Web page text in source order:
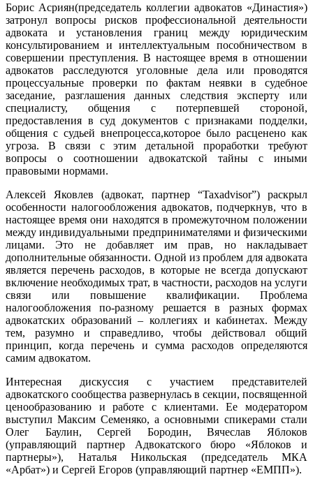
Борис Асриян(председатель коллегии адвокатов «Династия»)
затронул вопросы рисков профессиональной деятельности
адвоката и установления границ между юридическим
консультированием и интеллектуальным пособничеством в
совершении преступления. В настоящее время в отношении
адвокатов расследуются уголовные дела или проводятся
процессуальные проверки по фактам неявки в судебное
заседание, разглашения данных следствия эксперту или
специалисту, общения с потерпевшей стороной,
предоставления в суд документов с признаками подделки,
общения с судьей внепроцесса,которое было расценено как
угроза. В связи с этим детальной проработки требуют
вопросы о соотношении адвокатской тайны с иными
правовыми нормами.
Алексей Яковлев (адвокат, партнер “Taxadvisor”) раскрыл
особенности налогообложения адвокатов, подчеркнув, что в
настоящее время они находятся в промежуточном положении
между индивидуальными предпринимателями и физическими
лицами. Это не добавляет им прав, но накладывает
дополнительные обязанности. Одной из проблем для адвоката
является перечень расходов, в которые не всегда допускают
включение необходимых трат, в частности, расходов на услуги
связи или повышение квалификации. Проблема
налогообложения по-разному решается в разных формах
адвокатских образований – коллегиях и кабинетах. Между
тем, разумно и справедливо, чтобы действовал общий
принцип, когда перечень и сумма расходов определяются
самим адвокатом.
Интересная дискуссия с участием представителей
адвокатского сообщества развернулась в секции, посвященной
ценообразованию и работе с клиентами. Ее модератором
выступил Максим Семеняко, а основными спикерами стали
Олег Баулин, Сергей Бородин, Вячеслав Яблоков
(управляющий партнер Адвокатского бюро «Яблоков и
партнеры»), Наталья Никольская (председатель МКА
«Арбат») и Сергей Егоров (управляющий партнер «ЕМПП»).